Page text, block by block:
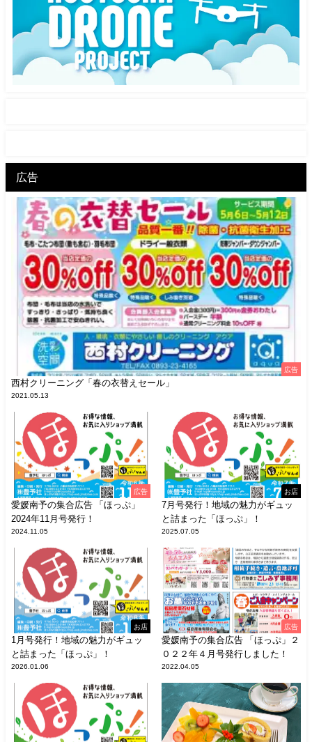
広告
広告
西村クリーニング「春の衣替えセール」
2021.05.13
広告
愛媛南予の集合広告 「ほっぷ」
2024年11月号発行！
2024.11.05
お店
7月号発行！地域の魅力がギュッ
と詰まった「ほっぷ」！
2025.07.05
お店
1月号発行！地域の魅力がギュッ
と詰まった「ほっぷ」！
2026.01.06
広告
愛媛南予の集合広告 「ほっぷ」２
０２２年４月号発行しました！
2022.04.05